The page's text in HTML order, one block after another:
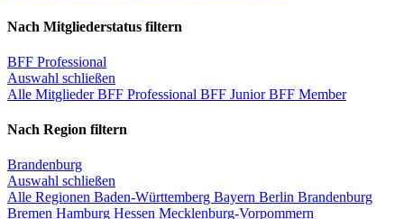
Nach Mitgliederstatus filtern
BFF Professional
Auswahl schließen
Alle MitgliederBFF Professional BFF JuniorBFF Member
Nach Region filtern
Brandenburg
Auswahl schließen
Alle Regionen Baden-Württemberg Bayern Berlin Brandenburg
Bremen Hamburg Hessen Mecklenburg-Vorpommern